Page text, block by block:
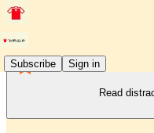
Subscribe Sign in
Read